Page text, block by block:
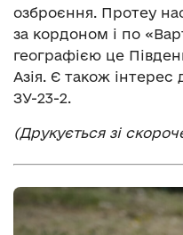
озброєння. Протеу
за кордоном і по
географією це
Азія. Є також інтерес
ЗУ-23-2.
(Друкується зі